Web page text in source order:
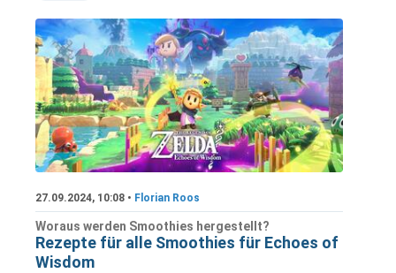
27.09.2024, 10:08 • Florian Roos
Woraus werden Smoothies hergestellt?
Rezepte für alle Smoothies für Echoes of
Wisdom